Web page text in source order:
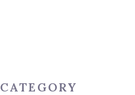
CATEGORY